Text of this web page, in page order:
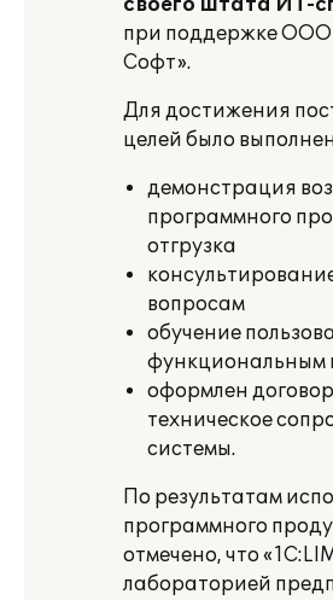
своего штата ИТ-
при поддержке ООО
Софт».
Для достижения
целей было
демонстрация
программного
отгрузка
вопросам
обучение
функциональным
оформлен
техническое
системы.
По результатам
программного
отмечено, что
лабораторией